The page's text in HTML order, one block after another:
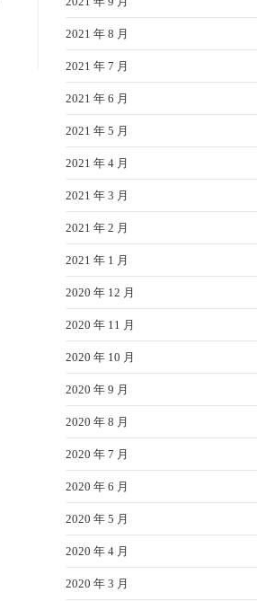
2021 年 8 月
2021 年 7 月
2021 年 6 月
2021 年 5 月
2021 年 4 月
2021 年 3 月
2021 年 2 月
2021 年 1 月
2020 年 12 月
2020 年 11 月
2020 年 10 月
2020 年 9 月
2020 年 8 月
2020 年 7 月
2020 年 6 月
2020 年 5 月
2020 年 4 月
2020 年 3 月